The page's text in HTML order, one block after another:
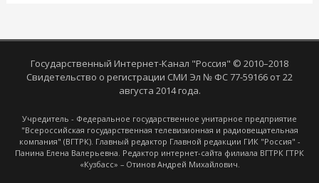
Государственный Интернет-Канал "Россия" © 2010–2018
Свидетельство о регистрации СМИ Эл № ФС 77-59166 от 22
августа 2014 года.
Учредитель - Федеральное государственное унитарное предприятие
"Всероссийская государственная телевизионная и радиовещательная
компания" (ВГТРК). Главный редактор Главной редакции ГИК "Россия" -
Панина Елена Валерьевна. Редактор интернет-сайта филиала ВГТРК ГТРК
«Кузбасс» – Отинов Андрей Михайлович.